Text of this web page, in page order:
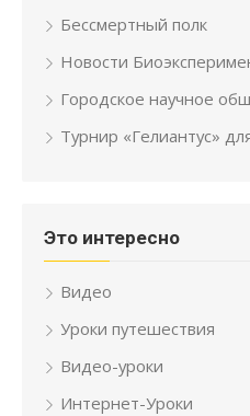
Бессмертный полк
Новости
Городское научное
Турнир «Гелиантус»
Это интересно
Видео
Уроки путешествия
Видео-уроки
Интернет-Уроки